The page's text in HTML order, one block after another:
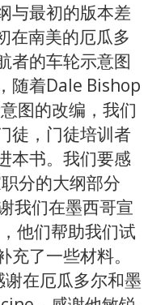
与最初的版本差
在南美的厄瓜多
者的车轮示意图
随着Dale Bishop
图的改编，我们
徒，门徒培训者
本书。我们要感
分的大纲部分
我们在墨西哥宣
他们帮助我们试
了一些材料。
在厄瓜多尔和墨